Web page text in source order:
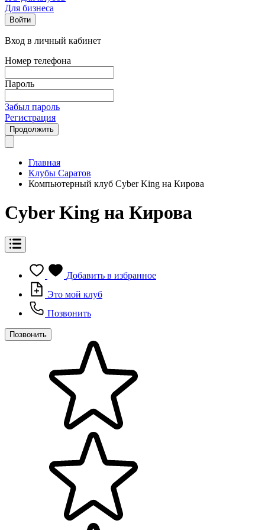
Для бизнеса
Войти
Вход в личный кабинет
Номер телефона
Пароль
Забыл пароль
Регистрация
Продолжить
Главная
Клубы Саратов
Компьютерный клуб Cyber King на Кирова
Cyber King на Кирова
Добавить в избранное
Это мой клуб
Позвонить
Позвонить